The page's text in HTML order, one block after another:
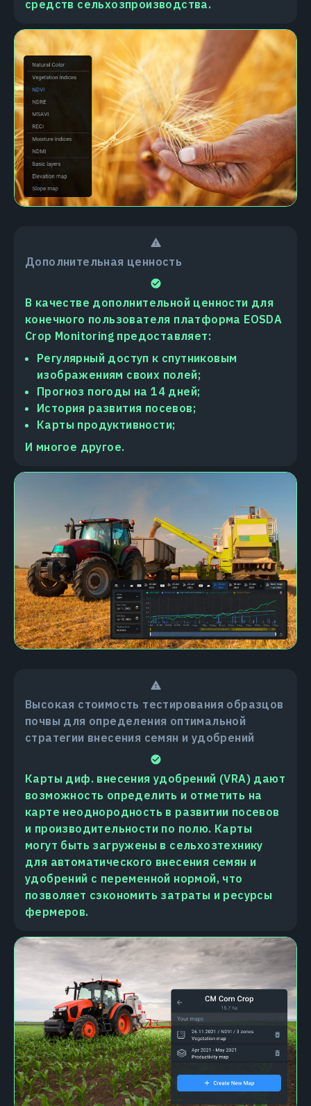
средств сельхозпроизводства.
Дополнительная ценность
В качестве дополнительной ценности для
конечного пользователя платформа EOSDA
Crop Monitoring предоставляет:
Регулярный доступ к спутниковым
изображениям своих полей;
Прогноз погоды на 14 дней;
История развития посевов;
Карты продуктивности;
И многое другое.
Высокая стоимость тестирования образцов
почвы для определения оптимальной
стратегии внесения семян и удобрений
Карты диф. внесения удобрений (VRA) дают
возможность определить и отметить на
карте неоднородность в развитии посевов
и производительности по полю. Карты
могут быть загружены в сельхозтехнику
для автоматического внесения семян и
удобрений с переменной нормой, что
позволяет сэкономить затраты и ресурсы
фермеров.